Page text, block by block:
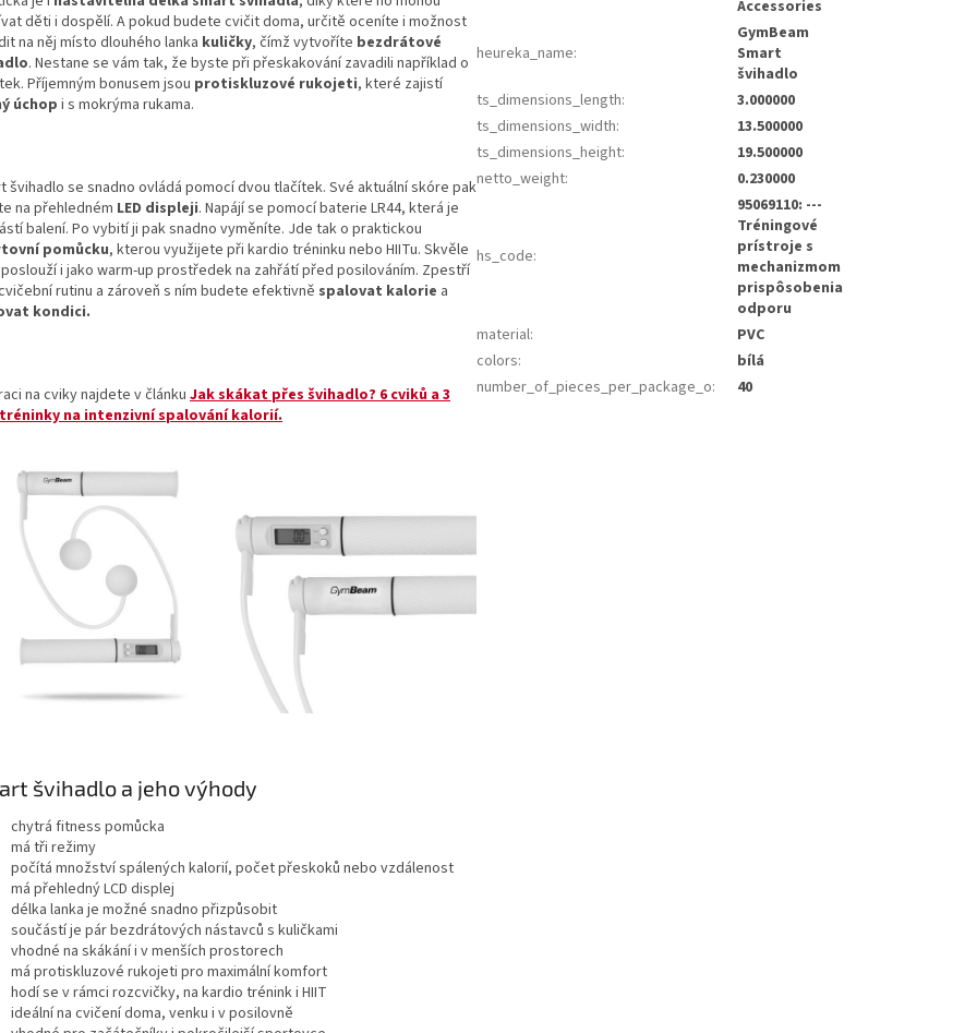
děti i dospělí. A pokud budete cvičit doma, určitě oceníte i možnost
na něj místo dlouhého lanka kuličky, čímž vytvoříte bezdrátové
. Nestane se vám tak, že byste při přeskakování zavadili například o
Příjemným bonusem jsou protiskluzové rukojeti, které zajistí
úchop i s mokrýma rukama.
švihadlo se snadno ovládá pomocí dvou tlačítek. Své aktuální skóre pak
na přehledném LED displeji. Napájí se pomocí baterie LR44, která je
balení. Po vybití ji pak snadno vyměníte. Jde tak o praktickou
pomůcku, kterou využijete při kardio tréninku nebo HIITu. Skvěle
i jako warm-up prostředek na zahřátí před posilováním. Zpestří
rutinu a zároveň s ním budete efektivně spalovat kalorie a
kondici.
na cviky najdete v článku Jak skákat přes švihadlo? 6 cviků a 3
na intenzivní spalování kalorií.
švihadlo a jeho výhody
chytrá fitness pomůcka
má tři režimy
počítá množství spálených kalorií, počet přeskoků nebo vzdálenost
má přehledný LCD displej
délka lanka je možné snadno přizpůsobit
součástí je pár bezdrátových nástavců s kuličkami
vhodné na skákání i v menších prostorech
má protiskluzové rukojeti pro maximální komfort
hodí se v rámci rozcvičky, na kardio trénink i HIIT
ideální na cvičení doma, venku i v posilovně
Accessories
heureka_name:
GymBeam
Smart
švihadlo
ts_dimensions_length:
3.000000
ts_dimensions_width:
13.500000
ts_dimensions_height:
19.500000
netto_weight: 0.230000
hs_code:
95069110: ---
Tréningové
prístroje s
mechanizmom
prispôsobenia
odporu
material:
PVC
colors:
bílá
number_of_pieces_per_package_o: 40